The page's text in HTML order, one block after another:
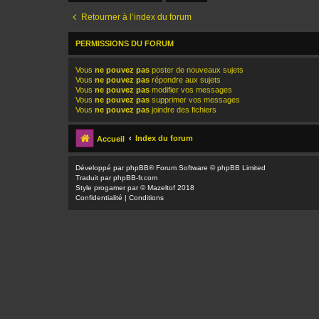
Retourner à l’index du forum
PERMISSIONS DU FORUM
Vous ne pouvez pas poster de nouveaux sujets
Vous ne pouvez pas répondre aux sujets
Vous ne pouvez pas modifier vos messages
Vous ne pouvez pas supprimer vos messages
Vous ne pouvez pas joindre des fichiers
Accueil Index du forum
Développé parphpBB® Forum Software © phpBB Limited
Traduit parphpBB-fr.com
Style progamerpar ©Mazeltof 2018
Confidentialité | Conditions